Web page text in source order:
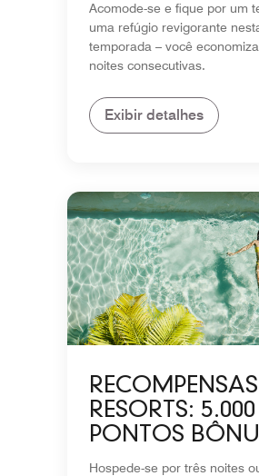
Acomode-se e fique por um
uma refúgio revigorante
temporada – você
noites consecutivas.
Exibir detalhes
RESORTS: 5.000
PONTOS
Hospede-se por três noites